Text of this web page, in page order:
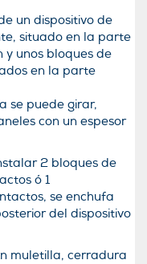
un dispositivo de
situado en la parte
unos bloques de
en la parte
se puede girar,
con un espesor
2 bloques de
ó 1
se enchufa
del dispositivo
muletilla, cerradura